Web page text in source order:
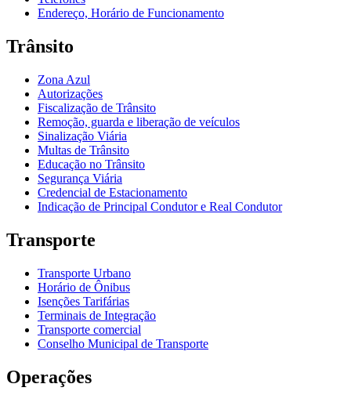
Endereço, Horário de Funcionamento
Trânsito
Zona Azul
Autorizações
Fiscalização de Trânsito
Remoção, guarda e liberação de veículos
Sinalização Viária
Multas de Trânsito
Educação no Trânsito
Segurança Viária
Credencial de Estacionamento
Indicação de Principal Condutor e Real Condutor
Transporte
Transporte Urbano
Horário de Ônibus
Isenções Tarifárias
Terminais de Integração
Transporte comercial
Conselho Municipal de Transporte
Operações